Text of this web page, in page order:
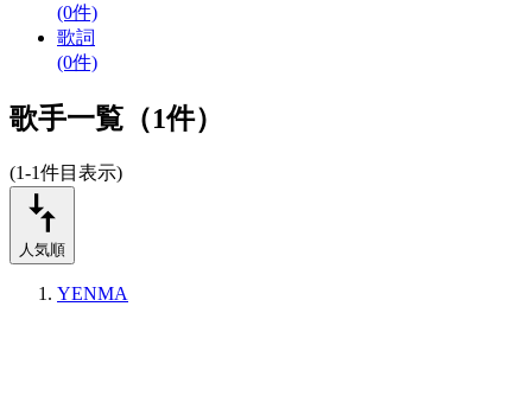
(0件)
歌詞
(0件)
歌手一覧（1件）
(1-1件目表示)
人気順
YENMA